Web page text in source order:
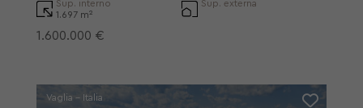
Sup. interno
1.697 m²
Sup. externa
1.600.000 €
Vaglia - Italia